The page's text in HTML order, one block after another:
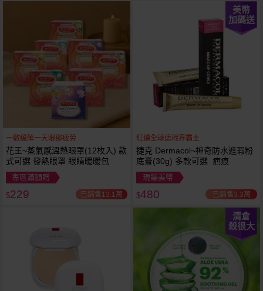
一敷缓解一天眼部疲劳
花王~蒸氣感溫熱眼罩(12枚入) 款
式可選 發熱眼罩 眼睛暖暖包
專區滿額贈
$229 已銷售13.1萬
美幣
加碼送
紅遍全球遮瑕界霸主
捷克 Dermacol~神奇防水遮瑕粉
底膏(30g) 多款可選 疤痕
現賺美幣
$480 已銷售3.3萬
清倉
殺很大